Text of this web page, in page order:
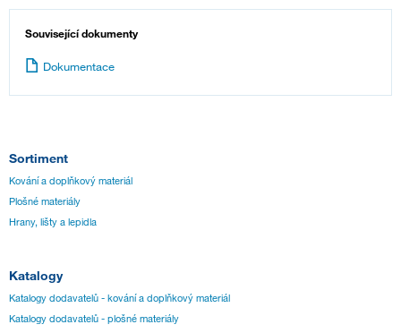
Související dokumenty
Dokumentace
Sortiment
Kování a doplňkový materiál
Plošné materiály
Hrany, lišty a lepidla
Katalogy
Katalogy dodavatelů - kování a doplňkový materiál
Katalogy dodavatelů - plošné materiály